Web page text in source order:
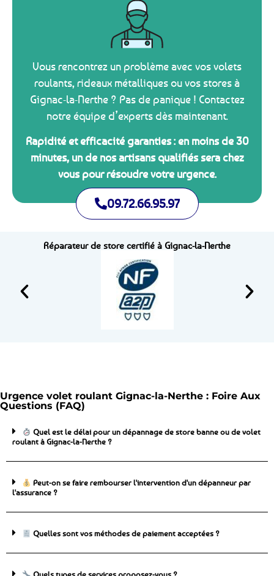
Vous rencontrez un problème avec vos volets
roulants, rideaux métalliques ou vos stores à
Gignac-la-Nerthe ? Pas de panique ! Contactez
notre équipe d’experts dès maintenant.
Rapidité et efficacité garanties : en moins de 30
minutes, un de nos artisans qualifiés sera chez
vous pour résoudre votre urgence.
09.72.66.95.97
Réparateur de store certifié à Gignac-la-Nerthe
Urgence volet roulant Gignac-la-Nerthe : Foire Aux
Questions (FAQ)
Quel est le délai pour un dépannage de store banne ou de volet
roulant à Gignac-la-Nerthe ?
Peut-on se faire rembourser l'intervention d'un dépanneur par
l'assurance ?
Quelles sont vos méthodes de paiement acceptées ?